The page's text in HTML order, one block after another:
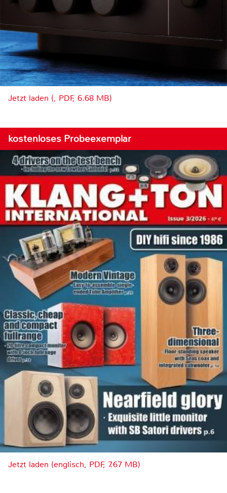
Jetzt laden (, PDF, 6.68 MB)
kostenloses Probeexemplar
Jetzt laden (englisch, PDF, 7.67 MB)